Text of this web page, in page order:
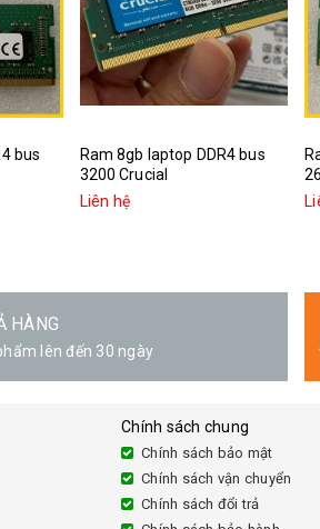
bus
Ram 8gb laptop DDR4 bus
3200 Crucial
Liên hệ
HÀNG
lên đến 30 ngày
Chính sách chung
Chính sách bảo mật
Chính sách vận chuyển
Chính sách đổi trả